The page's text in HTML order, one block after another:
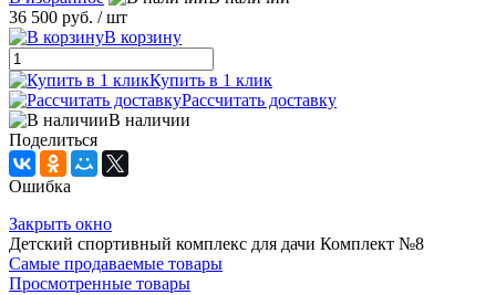
36 500 руб. / шт
В корзину
Купить в 1 клик
Рассчитать доставку
В наличии
Поделиться
Ошибка
Закрыть окно
Детский спортивный комплекс для дачи Комплект №8
Самые продаваемые товары
Просмотренные товары